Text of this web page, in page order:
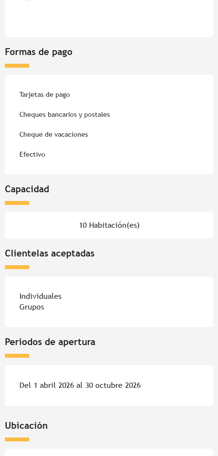
Formas de pago
Tarjetas de pago
Cheques bancarios y postales
Cheque de vacaciones
Efectivo
Capacidad
10 Habitación(es)
Clientelas aceptadas
Individuales
Grupos
Periodos de apertura
Del 1 abril 2026 al 30 octubre 2026
Ubicación